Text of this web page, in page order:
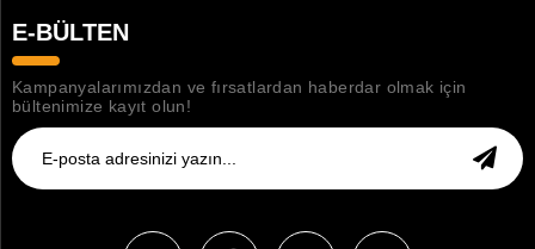
E-BÜLTEN
Kampanyalarımızdan ve fırsatlardan haberdar olmak için
bültenimize kayıt olun!